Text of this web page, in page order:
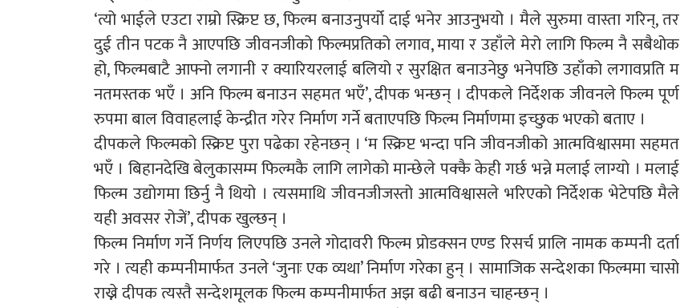
‘त्यो भाईले एउटा राम्रो स्क्रिप्ट छ, फिल्म बनाउनुपर्यो दाई भनेर आउनुभयो । मैले सुरुमा वास्ता गरिन्, तर
दुई तीन पटक नै आएपछि जीवनजीको फिल्मप्रतिको लगाव, माया र उहाँले मेरो लागि फिल्म नै सबैथोक
हो, फिल्मबाटै आफ्नो लगानी र क्यारियरलाई बलियो र सुरक्षित बनाउनेछु भनेपछि उहाँको लगावप्रति म
नतमस्तक भएँ । अनि फिल्म बनाउन सहमत भएँ’, दीपक भन्छन् । दीपकले निर्देशक जीवनले फिल्म पूर्ण
रुपमा बाल विवाहलाई केन्द्रीत गरेर निर्माण गर्ने बताएपछि फिल्म निर्माणमा इच्छुक भएको बताए ।
दीपकले फिल्मको स्क्रिप्ट पुरा पढेका रहेनछन् । ‘म स्क्रिप्ट भन्दा पनि जीवनजीको आत्मविश्वासमा सहमत
भएँ । बिहानदेखि बेलुकासम्म फिल्मकै लागि लागेको मान्छेले पक्कै केही गर्छ भन्ने मलाई लाग्यो । मलाई
फिल्म उद्योगमा छिर्नु नै थियो । त्यसमाथि जीवनजीजस्तो आत्मविश्वासले भरिएको निर्देशक भेटेपछि मैले
यही अवसर रोजें’, दीपक खुल्छन् ।
फिल्म निर्माण गर्ने निर्णय लिएपछि उनले गोदावरी फिल्म प्रोडक्सन एण्ड रिसर्च प्रालि नामक कम्पनी दर्ता
गरे । त्यही कम्पनीमार्फत उनले ‘जुनाः एक व्यथा’ निर्माण गरेका हुन् । सामाजिक सन्देशका फिल्ममा चासो
राख्ने दीपक त्यस्तै सन्देशमूलक फिल्म कम्पनीमार्फत अझ बढी बनाउन चाहन्छन् ।